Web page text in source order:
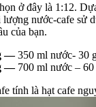
ở đây là 1:12.
nước-cafe sử
của bạn.
—350 ml nước- 30
— 700 ml nước – 60
tính là hạt cafe